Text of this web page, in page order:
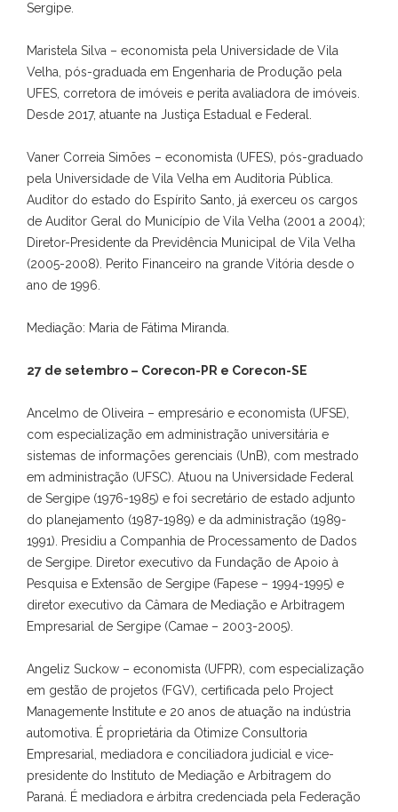
Sergipe.
Maristela Silva – economista pela Universidade de Vila
Velha, pós-graduada em Engenharia de Produção pela
UFES, corretora de imóveis e perita avaliadora de imóveis.
Desde 2017, atuante na Justiça Estadual e Federal.
Vaner Correia Simões – economista (UFES), pós-graduado
pela Universidade de Vila Velha em Auditoria Pública.
Auditor do estado do Espírito Santo, já exerceu os cargos
de Auditor Geral do Município de Vila Velha (2001 a 2004);
Diretor-Presidente da Previdência Municipal de Vila Velha
(2005-2008). Perito Financeiro na grande Vitória desde o
ano de 1996.
Mediação: Maria de Fátima Miranda.
27 de setembro – Corecon-PR e Corecon-SE
Ancelmo de Oliveira – empresário e economista (UFSE),
com especialização em administração universitária e
sistemas de informações gerenciais (UnB), com mestrado
em administração (UFSC). Atuou na Universidade Federal
de Sergipe (1976-1985) e foi secretário de estado adjunto
do planejamento (1987-1989) e da administração (1989-
1991). Presidiu a Companhia de Processamento de Dados
de Sergipe. Diretor executivo da Fundação de Apoio à
Pesquisa e Extensão de Sergipe (Fapese – 1994-1995) e
diretor executivo da Câmara de Mediação e Arbitragem
Empresarial de Sergipe (Camae – 2003-2005).
Angeliz Suckow – economista (UFPR), com especialização
em gestão de projetos (FGV), certificada pelo Project
Managemente Institute e 20 anos de atuação na indústria
automotiva. É proprietária da Otimize Consultoria
Empresarial, mediadora e conciliadora judicial e vice-
presidente do Instituto de Mediação e Arbitragem do
Paraná. É mediadora e árbitra credenciada pela Federação